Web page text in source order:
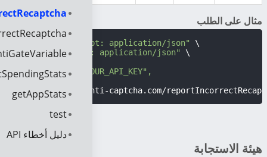
getAppStats
test
دليل أخطاء API
مثال على الطلب
"Accept: application/json"
\
-H "Content-Type: application/json"
\
  "clientKey":"YOUR_API_KEY",
  "taskId":12345
}' https://api.anti-captcha.com/
هيئة الاستجابة